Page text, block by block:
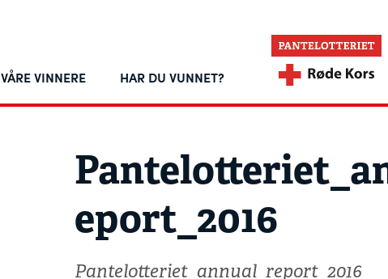
VÅRE VINNERE HAR DU VUNNET?
eport_2016
Pantelotteriet_annual_report_2016